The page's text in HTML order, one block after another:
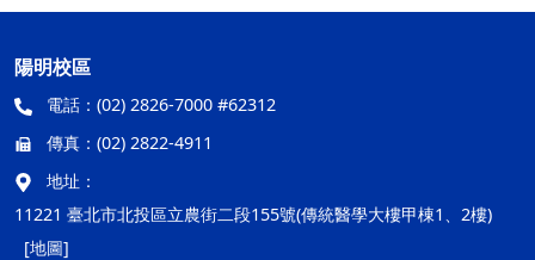
陽明校區
電話： (02) 2826-7000 #62312
傳真： (02) 2822-4911
地址：
11221 臺北市北投區立農街二段155號(傳統醫學大樓甲棟1、2樓)
[地圖]